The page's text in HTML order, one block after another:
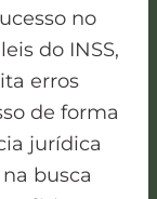
no
do INSS,
erros
de forma
jurídica
busca